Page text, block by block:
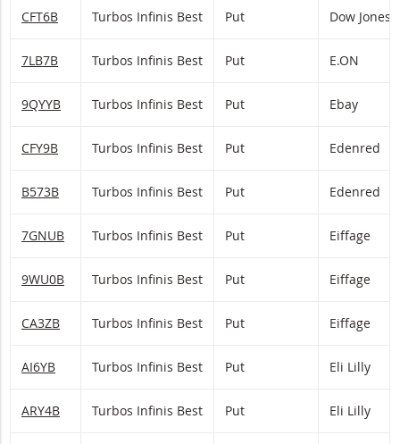
CFT6B Turbos Infinis Best Put Dow Jones
7LB7B Turbos Infinis Best Put E.ON
9QYYB Turbos Infinis Best Put Ebay
CFY9B Turbos Infinis Best Put Edenred
B573B Turbos Infinis Best Put Edenred
7GNUB Turbos Infinis Best Put Eiffage
9WU0B Turbos Infinis Best Put Eiffage
CA3ZB Turbos Infinis Best Put Eiffage
AI6YB Turbos Infinis Best Put Eli Lilly
ARY4B Turbos Infinis Best Put Eli Lilly